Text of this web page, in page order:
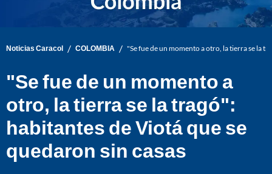
Noticias Caracol / COLOMBIA / "Se fue de un momento a otro, la tierra se la
"Se fue de un momento a
otro, la tierra se la tragó":
habitantes de Viotá que se
quedaron sin casas